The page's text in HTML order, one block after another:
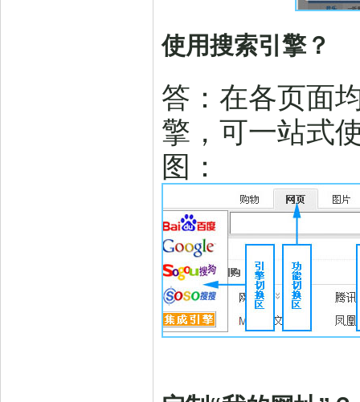
使用搜索引擎？
答：在各页面
擎，可一站式
图：